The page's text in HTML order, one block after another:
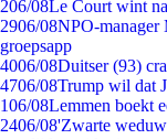
206/08Le Court wint
2906/08NPO-manager
groepsapp
4006/08Duitser (93)
4706/08Trump wil dat
106/08Lemmen boekt
2406/08'Zwarte